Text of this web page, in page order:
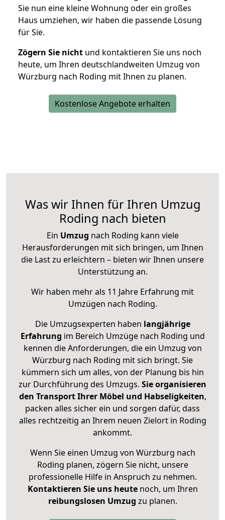
Sie nun eine kleine Wohnung oder ein großes
Haus umziehen, wir haben die passende Lösung
für Sie.
Zögern Sie nicht und kontaktieren Sie uns noch
heute, um Ihren deutschlandweiten Umzug von
Würzburg nach Roding mit Ihnen zu planen.
Kostenlose Angebote erhalten
Was wir Ihnen für Ihren Umzug
Roding nach bieten
Ein Umzug nach Roding kann viele
Herausforderungen mit sich bringen, um Ihnen
die Last zu erleichtern – bieten wir Ihnen unsere
Unterstützung an.
Wir haben mehr als 11 Jahre Erfahrung mit
Umzügen nach Roding.
Die Umzugsexperten haben langjährige
Erfahrung im Bereich Umzüge nach Roding und
kennen die Anforderungen, die ein Umzug von
Würzburg nach Roding mit sich bringt. Sie
kümmern sich um alles, von der Planung bis hin
zur Durchführung des Umzugs. Sie organisieren
den Transport Ihrer Möbel und Habseligkeiten,
packen alles sicher ein und sorgen dafür, dass
alles rechtzeitig an Ihrem neuen Zielort in Roding
ankommt.
Wenn Sie einen Umzug von Würzburg nach
Roding planen, zögern Sie nicht, unsere
professionelle Hilfe in Anspruch zu nehmen.
Kontaktieren Sie uns heutenoch, um Ihren
reibungslosen Umzug zu planen.